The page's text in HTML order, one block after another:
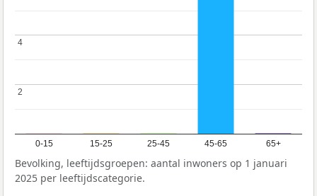
0-15 15-25 25-45 45-65 65+
2
2
4
4
Bevolking, leeftijdsgroepen: aantal inwoners op 1 januari
2025 per leeftijdscategorie.